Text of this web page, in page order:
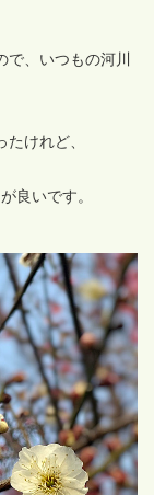
、いつもの河川
けれど、
良いです。